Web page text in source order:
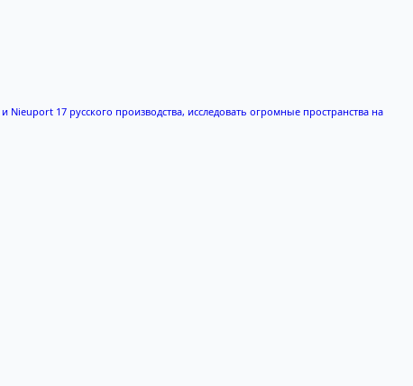
17 русского производства, исследовать огромные пространства на